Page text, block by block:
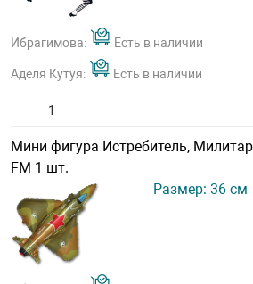
Ибрагимова: Есть в наличии
Аделя Кутуя: Есть в наличии
Мини фигура Истребитель,
FM 1 шт.
Размер: 36 см